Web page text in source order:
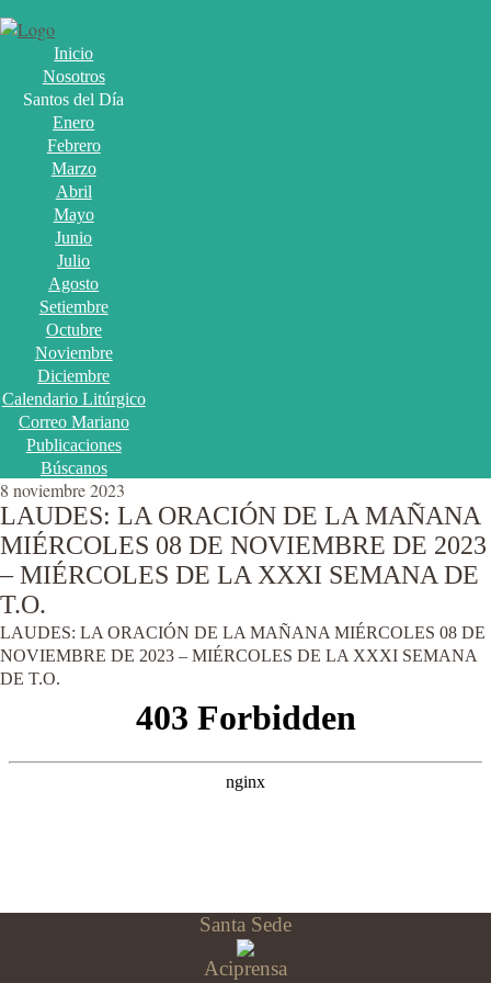
Inicio
Nosotros
Santos del Día
Enero
Febrero
Marzo
Abril
Mayo
Junio
Julio
Agosto
Setiembre
Octubre
Noviembre
Diciembre
Calendario Litúrgico
Correo Mariano
Publicaciones
Búscanos
8 noviembre 2023
LAUDES: LA ORACIÓN DE LA MAÑANA
MIÉRCOLES 08 DE NOVIEMBRE DE 2023
– MIÉRCOLES DE LA XXXI SEMANA DE
T.O.
LAUDES: LA ORACIÓN DE LA MAÑANA MIÉRCOLES 08 DE
NOVIEMBRE DE 2023 – MIÉRCOLES DE LA XXXI SEMANA
DE T.O.
Santa Sede
Aciprensa